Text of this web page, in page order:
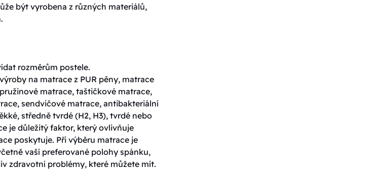
být vyrobena z různých materiálů,
rozměrům postele.
na matrace z PUR pěny, matrace
matrace, taštičkové matrace,
sendvičové matrace, antibakteriální
středně tvrdé (H2, H3), tvrdé nebo
je důležitý faktor, který ovlivňuje
poskytuje. Při výběru matrace je
vaší preferované polohy spánku,
zdravotní problémy, které můžete mít.